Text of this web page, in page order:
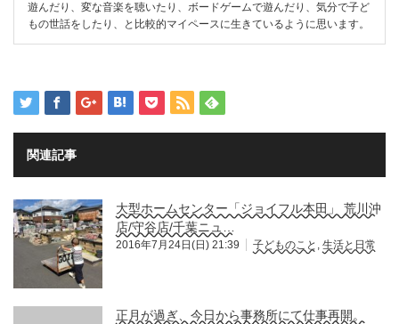
遊んだり、変な音楽を聴いたり、ボードゲームで遊んだり、気分で子ど
もの世話をしたり、と比較的マイペースに生きているように思います。
関連記事
大型ホームセンター「ジョイフル本田」 荒川沖
店/守谷店/千葉ニュ…
2016年7月24日(日) 21:39 子どものこと , 生活と日常
正月が過ぎ、今日から事務所にて仕事再開。